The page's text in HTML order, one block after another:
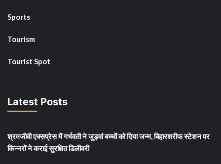
Sports
Tourism
Tourist Spot
Latest Posts
श्रमजीवी एक्सप्रेस में गर्भवती ने जुड़वां बच्चों को दिया जन्म, बिहारशरीफ स्टेशन पर
किन्नरों ने कराई सुरक्षित डिलीवरी